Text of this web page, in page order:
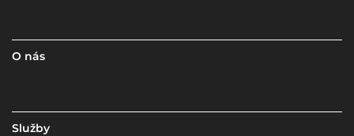
O nás
Služby